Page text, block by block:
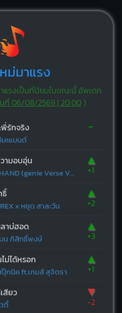
ม่มาแรง
แรงเป็นที่นิยมในขณะนี้ อัพเดท
ที่ 06/08/2569 | 20:00)
พี่รักจริง
คแบนด์
-
ามอบอุ่น
FREEHAND (genie Verse Vol.1)
▲
+1
x หยุด สาละวัน
▲
+2
าบ่ฮอด
น ภิสิทธิ์พงษ์
▲
+3
ม่ได้หรอก
กนิค ft.เกมส์ สุจิตรา
▲
+1
สียว
ตี้
▼
-2